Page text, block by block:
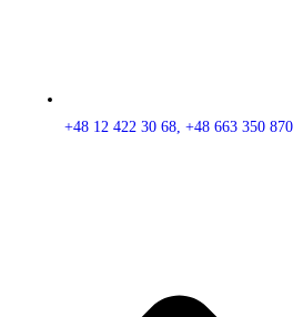
+48 12 422 30 68, +48 663 350 870